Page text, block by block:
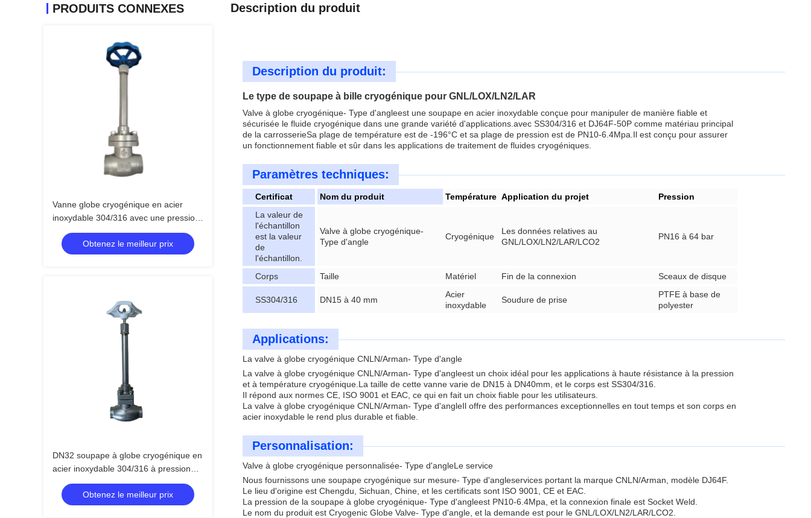
PRODUITS CONNEXES
Vanne globe cryogénique en acier
inoxydable 304/316 avec une pression
maximale de 5,0 MPa et une plage de
température de -196°C à +80°C
Obtenez le meilleur prix
DN32 soupape à globe cryogénique en
acier inoxydable 304/316 à pression
maximale de 5,0 Mpa et à température
comprise entre -196 °C et +80 °C
Obtenez le meilleur prix
Description du produit
Description du produit:
Le type de soupape à bille cryogénique pour GNL/LOX/LN2/LAR
Valve à globe cryogénique- Type d'angleest une soupape en acier inoxydable conçue pour manipuler de manière fiable et
sécurisée le fluide cryogénique dans une grande variété d'applications.avec SS304/316 et DJ64F-50P comme matériau principal
de la carrosserieSa plage de température est de -196°C et sa plage de pression est de PN10-6.4Mpa.Il est conçu pour assurer
un fonctionnement fiable et sûr dans les applications de traitement de fluides cryogéniques.
Paramètres techniques:
Certificat Nom du produit Température Application du projet
Pression
La valeur de
l'échantillon
est la valeur
de
l'échantillon.
Valve à globe cryogénique-
Type d'angle
Cryogénique
Les données relatives au
GNL/LOX/LN2/LAR/LCO2
PN16 à 64 bar
Corps Taille Matériel Fin de la connexion Sceaux de disque
SS304/316 DN15 à 40 mm
Acier
inoxydable
Soudure de prise
PTFE à base de
polyester
Applications:
La valve à globe cryogénique CNLN/Arman- Type d'angle
La valve à globe cryogénique CNLN/Arman- Type d'angleest un choix idéal pour les applications à haute résistance à la pression
et à température cryogénique.La taille de cette vanne varie de DN15 à DN40mm, et le corps est SS304/316.
Il répond aux normes CE, ISO 9001 et EAC, ce qui en fait un choix fiable pour les utilisateurs.
La valve à globe cryogénique CNLN/Arman- Type d'angleIl offre des performances exceptionnelles en tout temps et son corps en
acier inoxydable le rend plus durable et fiable.
Personnalisation:
Valve à globe cryogénique personnalisée- Type d'angleLe service
Nous fournissons une soupape cryogénique sur mesure- Type d'angleservices portant la marque CNLN/Arman, modèle DJ64F.
Le lieu d'origine est Chengdu, Sichuan, Chine, et les certificats sont ISO 9001, CE et EAC.
La pression de la soupape à globe cryogénique- Type d'angleest PN10-6.4Mpa, et la connexion finale est Socket Weld.
Le nom du produit est Cryogenic Globe Valve- Type d'angle , et la demande est pour le GNL/LOX/LN2/LAR/LCO2.